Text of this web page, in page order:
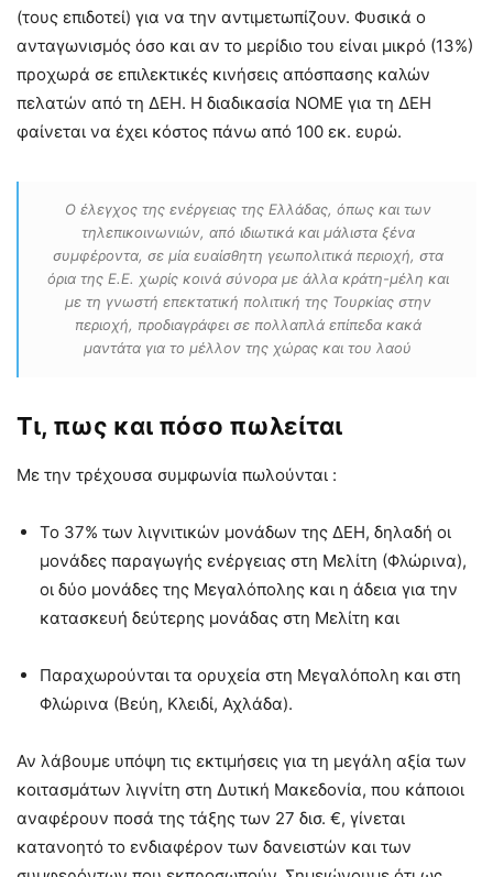
(τους επιδοτεί) για να την αντιμετωπίζουν. Φυσικά ο
ανταγωνισμός όσο και αν το μερίδιο του είναι μικρό (13%)
προχωρά σε επιλεκτικές κινήσεις απόσπασης καλών
πελατών από τη ΔΕΗ. Η διαδικασία ΝΟΜΕ για τη ΔΕΗ
φαίνεται να έχει κόστος πάνω από 100 εκ. ευρώ.
Ο έλεγχος της ενέργειας της Ελλάδας, όπως και των
τηλεπικοινωνιών, από ιδιωτικά και μάλιστα ξένα
συμφέροντα, σε μία ευαίσθητη γεωπολιτικά περιοχή, στα
όρια της Ε.Ε. χωρίς κοινά σύνορα με άλλα κράτη-μέλη και
με τη γνωστή επεκτατική πολιτική της Τουρκίας στην
περιοχή, προδιαγράφει σε πολλαπλά επίπεδα κακά
μαντάτα για το μέλλον της χώρας και του λαού
Τι, πως και πόσο πωλείται
Με την τρέχουσα συμφωνία πωλούνται :
Το 37% των λιγνιτικών μονάδων της ΔΕΗ, δηλαδή οι
μονάδες παραγωγής ενέργειας στη Μελίτη (Φλώρινα),
οι δύο μονάδες της Μεγαλόπολης και η άδεια για την
κατασκευή δεύτερης μονάδας στη Μελίτη και
Παραχωρούνται τα ορυχεία στη Μεγαλόπολη και στη
Φλώρινα (Βεύη, Κλειδί, Αχλάδα).
Αν λάβουμε υπόψη τις εκτιμήσεις για τη μεγάλη αξία των
κοιτασμάτων λιγνίτη στη Δυτική Μακεδονία, που κάποιοι
αναφέρουν ποσά της τάξης των 27 δισ. €, γίνεται
κατανοητό το ενδιαφέρον των δανειστών και των